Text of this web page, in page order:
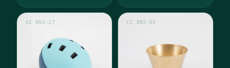
GI 002-27 CC 002-03